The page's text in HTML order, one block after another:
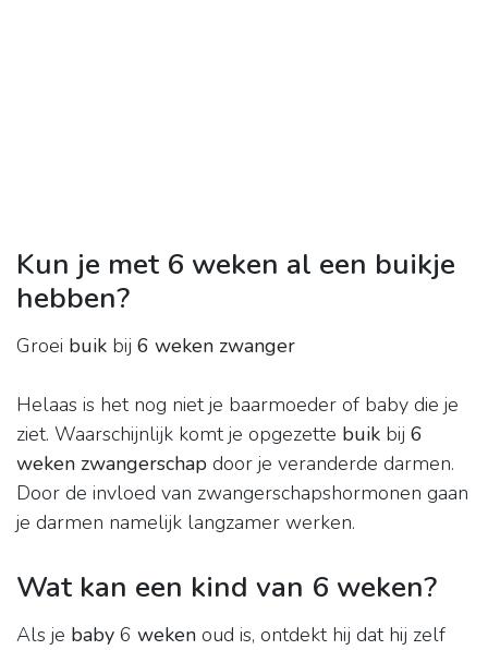
Kun je met 6 weken al een buikje
hebben?
Groei buik bij 6 weken zwanger
Helaas is het nog niet je baarmoeder of baby die je
ziet. Waarschijnlijk komt je opgezette buik bij 6
weken zwangerschap door je veranderde darmen.
Door de invloed van zwangerschapshormonen gaan
je darmen namelijk langzamer werken.
Wat kan een kind van 6 weken?
Als je baby 6 weken oud is, ontdekt hij dat hij zelf